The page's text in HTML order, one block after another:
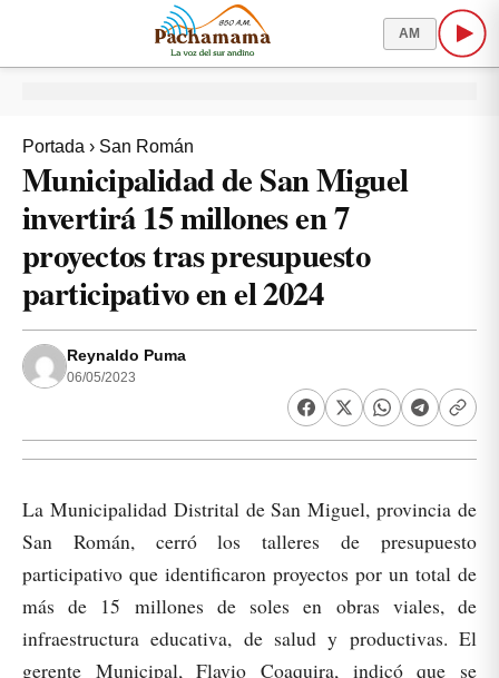
AM
Portada › San Román
Municipalidad de San Miguel
invertirá 15 millones en 7
proyectos tras presupuesto
participativo en el 2024
Reynaldo Puma
06/05/2023
La Municipalidad Distrital de San Miguel, provincia de
San Román, cerró los talleres de presupuesto
participativo que identificaron proyectos por un total de
más de 15 millones de soles en obras viales, de
infraestructura educativa, de salud y productivas. El
gerente Municipal, Flavio Coaquira, indicó que se